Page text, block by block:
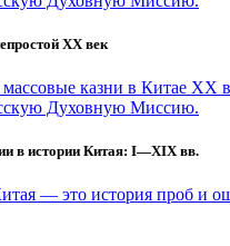
XX век
казни в Китае XX
Духовную Миссию.
в истории Китая: I―XIX вв.
― это история проб и